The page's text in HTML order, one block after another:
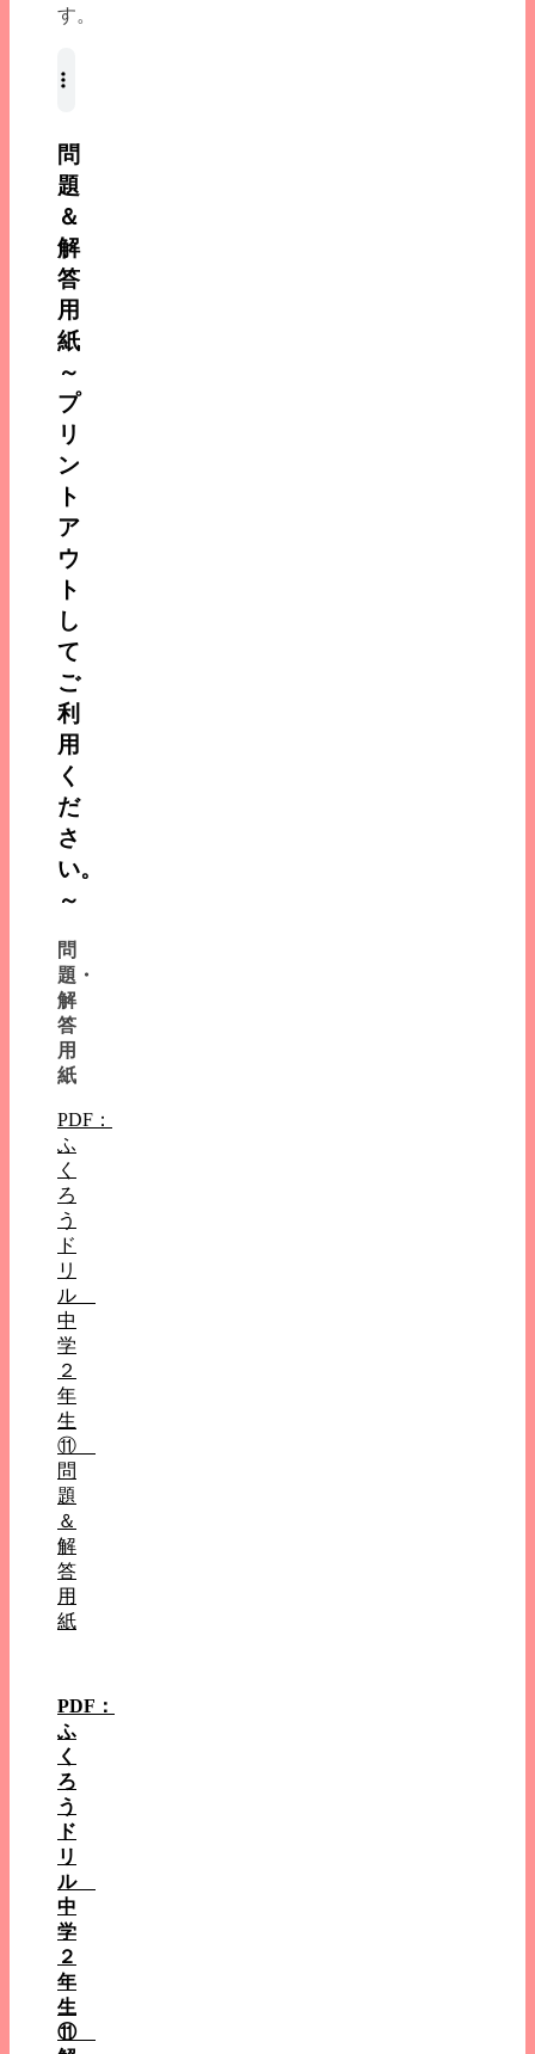
す。
問
題
＆
解
答
用
紙
～
プ
リ
ン
ト
ア
ウ
ト
し
て
ご
利
用
く
だ
さ
い。
～
問
題・
解
答
用
紙
PDF：
ふ
く
ろ
う
ド
リ
ル
中
学
２
年
生
⑪
問
題
＆
解
答
用
紙
PDF：
ふ
く
ろ
う
ド
リ
ル
中
学
２
年
生
⑪